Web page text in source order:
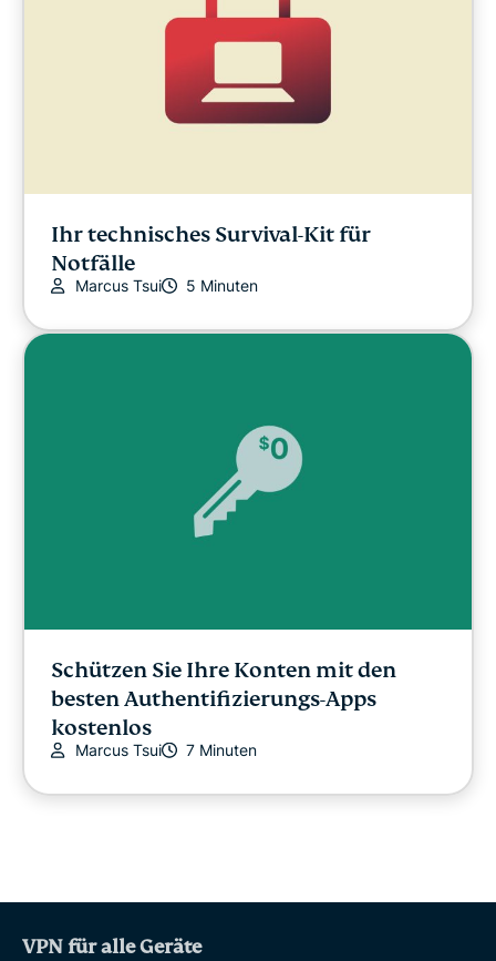
Ihr technisches Survival-Kit für
Notfälle
Marcus Tsui 5 Minuten
Schützen Sie Ihre Konten mit den
besten Authentifizierungs-Apps
kostenlos
Marcus Tsui 7 Minuten
VPN für alle Geräte